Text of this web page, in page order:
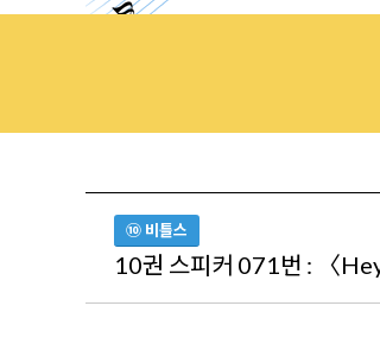
⑩ 비틀스
10권 스피커 071번 : 〈